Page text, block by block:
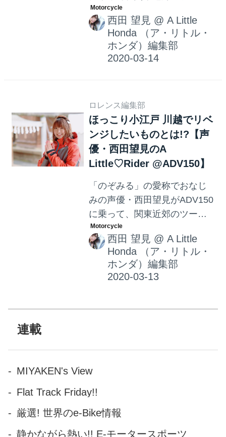
ングスポットをご紹介。今回
の舞台は埼玉県川越市。疲れ
た体を癒しに向かったのは、
みんなが大好きなアレが楽し
ょうか!?
西田 望見 @ A Little
Honda （ア・リトル・
ホンダ）編集部
ロレンス編集部
ほっこり小江戸 川越でリベ
ンジしたいものとは!?【声
優・西田望見のA
Little♡Rider @ADV150】
「のぞみる」の愛称でおなじ
みの声優・西田望見がADV150
に乗って、関東近郊のツーリ
ングスポットをご紹介。今回
の舞台は埼玉県川越市。情緒
溢れる小江戸 川越で、なにや
らリベンジしたいことがある
ポットまでたくさんご紹介し
西田 望見 @ A Little
Honda （ア・リトル・
ホンダ）編集部
連載
MIYAKEN's View
Flat Track Friday!!
厳選! 世界のe-Bike情報
静かながら熱い!! E-モータースポーツ